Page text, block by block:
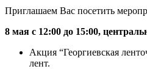
Приглашаем Вас посетить
8 мая с 12:00 до 15:00,
Акция “Георгиевская
лент.